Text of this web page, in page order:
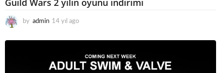
Guild Wars 2 yılın oyunu indirimi
by admin 14 yıl ago
y
a